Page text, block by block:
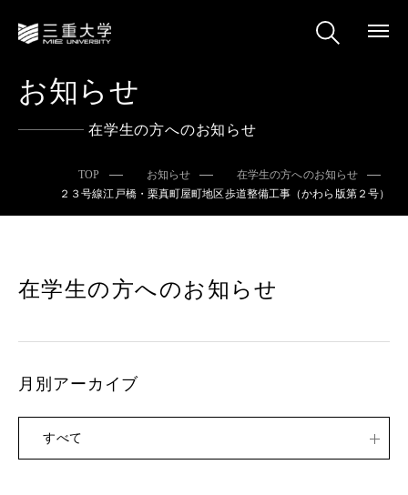
お知らせ
在学生の方へのお知らせ
TOP お知らせ
在学生の方へのお知らせ
２３号線江戸橋・栗真町屋町地区歩道整備工事（かわら版第２号）
在学生の方へのお知らせ
月別アーカイブ
すべて